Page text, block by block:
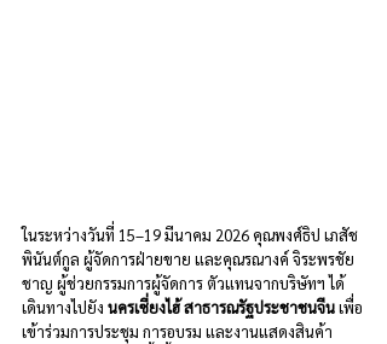
ในระหว่างวันที่ 15–19 มีนาคม 2026 คุณพงศ์ธิป เภสัช
พินันต์กูล ผู้จัดการฝ่ายขาย และคุณรณางค์ จิระพรชัย
ชาญ ผู้ช่วยกรรมการผู้จัดการ ตัวแทนจากบริษัทฯ ได้
เดินทางไปยัง นครเซี่ยงไฮ้ สาธารณรัฐประชาชนจีน เพื่อ
เข้าร่วมการประชุม การอบรม และงานแสดงสินค้า